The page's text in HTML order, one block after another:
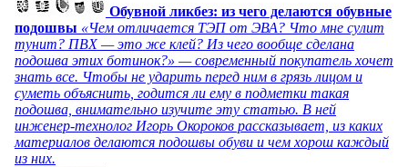
Обувной ликбез: из чего делаются обувные
подошвы «Чем отличается ТЭП от ЭВА? Что мне сулит
тунит? ПВХ — это же клей? Из чего вообще сделана
подошва этих ботинок?» — современный покупатель хочет
знать все. Чтобы не ударить перед ним в грязь лицом и
суметь объяснить, годится ли ему в подметки такая
подошва, внимательно изучите эту статью. В ней
инженер-технолог Игорь Окороков рассказывает, из каких
материалов делаются подошвы обуви и чем хорош каждый
из них.